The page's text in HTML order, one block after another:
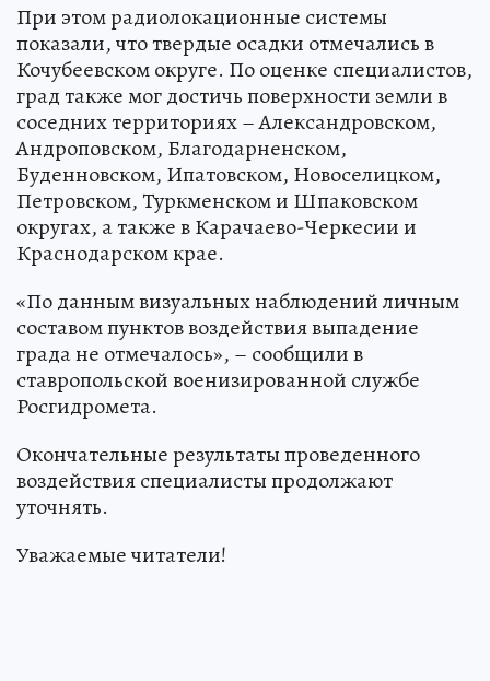
При этом радиолокационные системы
показали, что твердые осадки отмечались в
Кочубеевском округе. По оценке специалистов,
град также мог достичь поверхности земли в
соседних территориях – Александровском,
Андроповском, Благодарненском,
Буденновском, Ипатовском, Новоселицком,
Петровском, Туркменском и Шпаковском
округах, а также в Карачаево-Черкесии и
Краснодарском крае.
«По данным визуальных наблюдений личным
составом пунктов воздействия выпадение
града не отмечалось», – сообщили в
ставропольской военизированной службе
Росгидромета.
Окончательные результаты проведенного
воздействия специалисты продолжают
уточнять.
Уважаемые читатели!